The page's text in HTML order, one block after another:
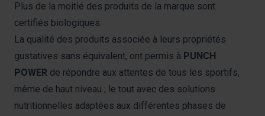
Plus de la moitié des produits de la marque sont
certifiés biologiques.
La qualité des produits associée à leurs propriétés
gustatives sans équivalent, ont permis à PUNCH
POWER de répondre aux attentes de tous les sportifs,
même de haut niveau ; le tout avec des solutions
nutritionnelles adaptées aux différentes phases de